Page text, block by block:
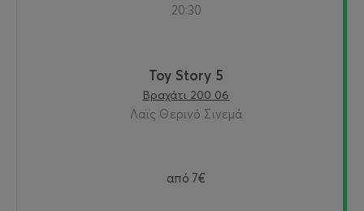
20:30
Toy Story 5
Βραχάτι 200 06
Λαϊς Θερινό Σινεμά
από 7€